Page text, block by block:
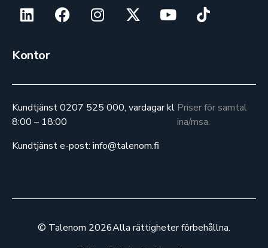
Kontor
Kundtjänst 0207 525 000, vardagar kl
8:00 – 18:00
Kundtjänst e-post: info@talenom.fi
Priser för samtal
ina/msa.
© Talenom 2026Alla rättigheter förbehållna.